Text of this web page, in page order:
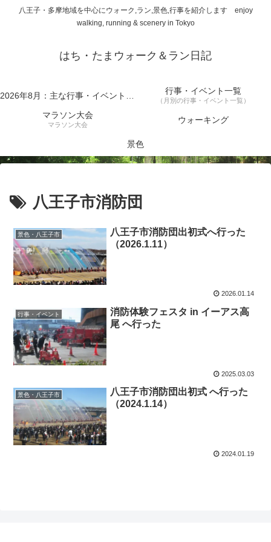
八王子・多摩地域を中心にウォーク,ラン,景色,行事を紹介します enjoy
walking, running & scenery in Tokyo
はち・たまウォーク＆ラン日記
2026年8月：主な行事・イベント一覧 行事・イベント一覧
（月別の行事・イベント一覧）
マラソン大会
マラソン大会 ウォーキング
景色
八王子市消防団
景色・八王子市
八王子市消防団出初式へ行った
（2026.1.11）
2026.01.14
行事・イベント
消防体験フェスタ in イーアス高
尾 へ行った
2025.03.03
景色・八王子市
八王子市消防団出初式 へ行った
（2024.1.14）
2024.01.19